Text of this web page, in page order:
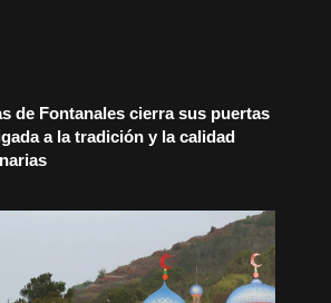
de Fontanales cierra sus puertas
a la tradición y la calidad